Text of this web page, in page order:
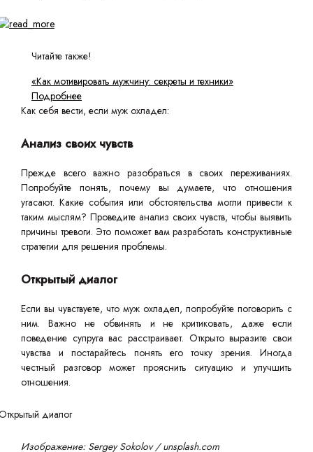
Читайте также!
«Как мотивировать мужчину: секреты и техники»
Подробнее
Как себя вести, если муж охладел:
Анализ своих чувств
Прежде всего важно разобраться в своих переживаниях.
Попробуйте понять, почему вы думаете, что отношения
угасают. Какие события или обстоятельства могли привести к
таким мыслям? Проведите анализ своих чувств, чтобы выявить
причины тревоги. Это поможет вам разработать конструктивные
стратегии для решения проблемы.
Открытый диалог
Если вы чувствуете, что муж охладел, попробуйте поговорить с
ним. Важно не обвинять и не критиковать, даже если
поведение супруга вас расстраивает. Открыто выразите свои
чувства и постарайтесь понять его точку зрения. Иногда
честный разговор может прояснить ситуацию и улучшить
отношения.
Изображение: Sergey Sokolov / unsplash.com